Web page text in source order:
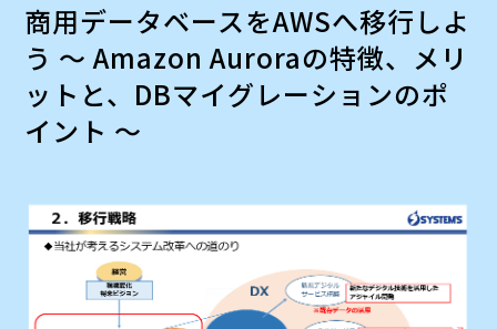
商用データベースをAWSへ移行しよ
う ～ Amazon Auroraの特徴、メリ
ットと、DBマイグレーションのポ
イント ～